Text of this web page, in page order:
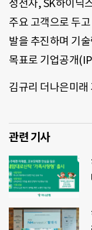
성전자, SK하이닉
주요 고객으로 두
발을 추진하며 기
목표로 기업공개
김규리 더나은미래
관련 기사